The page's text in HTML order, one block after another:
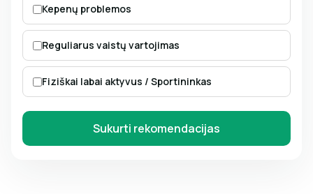
Kepenų problemos
Reguliarus vaistų vartojimas
Fiziškai labai aktyvus / Sportininkas
Sukurti rekomendacijas